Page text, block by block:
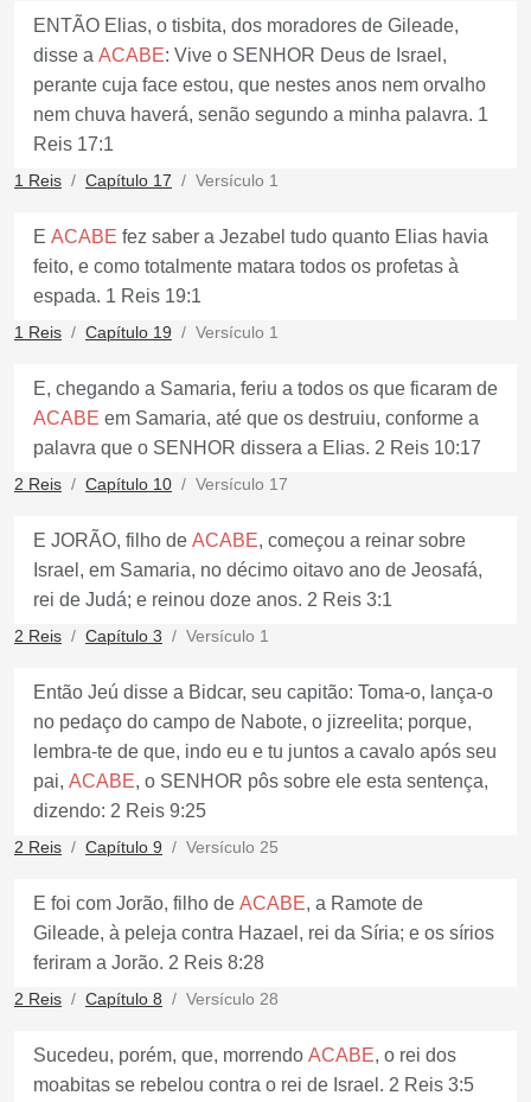
ENTÃO Elias, o tisbita, dos moradores de Gileade,
disse a ACABE: Vive o SENHOR Deus de Israel,
perante cuja face estou, que nestes anos nem orvalho
nem chuva haverá, senão segundo a minha palavra. 1
Reis 17:1
1 Reis Capítulo 17 Versículo 1
E ACABE fez saber a Jezabel tudo quanto Elias havia
feito, e como totalmente matara todos os profetas à
espada. 1 Reis 19:1
1 Reis Capítulo 19 Versículo 1
E, chegando a Samaria, feriu a todos os que ficaram de
ACABE em Samaria, até que os destruiu, conforme a
palavra que o SENHOR dissera a Elias. 2 Reis 10:17
2 Reis Capítulo 10 Versículo 17
E JORÃO, filho de ACABE, começou a reinar sobre
Israel, em Samaria, no décimo oitavo ano de Jeosafá,
rei de Judá; e reinou doze anos. 2 Reis 3:1
2 Reis Capítulo 3 Versículo 1
Então Jeú disse a Bidcar, seu capitão: Toma-o, lança-o
no pedaço do campo de Nabote, o jizreelita; porque,
lembra-te de que, indo eu e tu juntos a cavalo após seu
pai, ACABE, o SENHOR pôs sobre ele esta sentença,
dizendo: 2 Reis 9:25
2 Reis Capítulo 9 Versículo 25
E foi com Jorão, filho de ACABE, a Ramote de
Gileade, à peleja contra Hazael, rei da Síria; e os sírios
feriram a Jorão. 2 Reis 8:28
2 Reis Capítulo 8 Versículo 28
Sucedeu, porém, que, morrendo ACABE, o rei dos
moabitas se rebelou contra o rei de Israel. 2 Reis 3:5